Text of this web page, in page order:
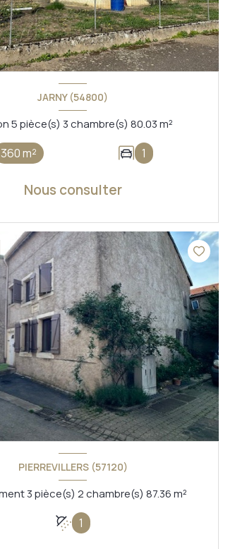
JARNY (54800)
Maison 5 pièce(s) 3 chambre(s) 80.03 m²
360 m² 1
Nous consulter
VOIR LE BIEN
PIERREVILLERS (57120)
Appartement 3 pièce(s) 2 chambre(s) 87.36 m²
1